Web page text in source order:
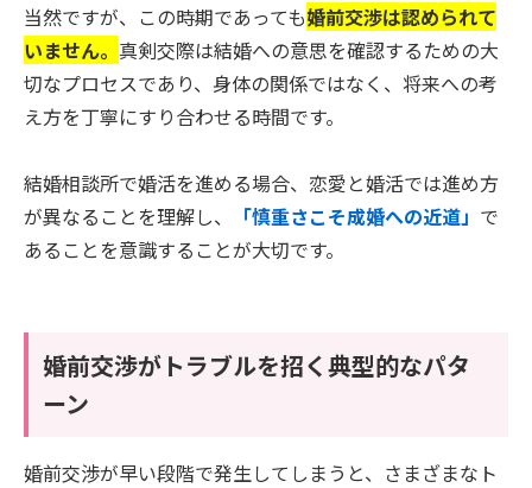
当然ですが、この時期であっても婚前交渉は認められて
いません。 真剣交際は結婚への意思を確認するための大
切なプロセスであり、身体の関係ではなく、将来への考
え方を丁寧にすり合わせる時間です。
結婚相談所で婚活を進める場合、恋愛と婚活では進め方
が異なることを理解し、
「慎重さこそ成婚への近道」 で
あることを意識することが大切です。
婚前交渉がトラブルを招く典型的なパタ
ーン
婚前交渉が早い段階で発生してしまうと、さまざまなト